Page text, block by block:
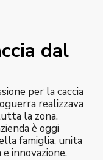
dal
per la caccia
realizzava
la zona.
è oggi
famiglia, unita
innovazione.